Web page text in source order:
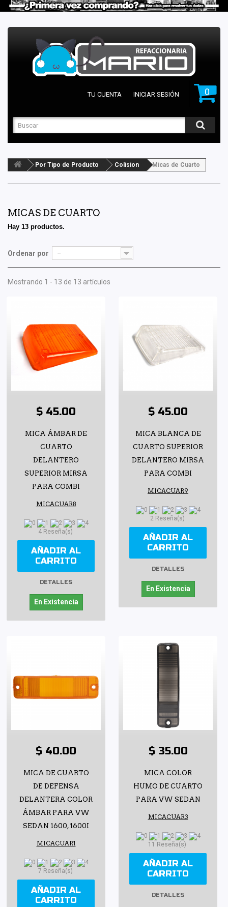
0
TU CUENTA INICIAR SESIÓN
Por Tipo de Producto Colision Micas de Cuarto
MICAS DE CUARTO
Hay 13 productos.
Ordenar por --
Mostrando 1 - 13 de 13 artículos
$ 45.00
MICA ÁMBAR DE
CUARTO
DELANTERO
SUPERIOR MIRSA
PARA COMBI
MICACUAR8
4 Reseña(s)
AÑADIR AL
CARRITO
DETALLES
En Existencia
$ 45.00
MICA BLANCA DE
CUARTO SUPERIOR
DELANTERO MIRSA
PARA COMBI
MICACUAR9
2 Reseña(s)
AÑADIR AL
CARRITO
DETALLES
En Existencia
$ 40.00
MICA DE CUARTO
DE DEFENSA
DELANTERA COLOR
ÁMBAR PARA VW
SEDAN 1600, 1600I
MICACUAR1
7 Reseña(s)
AÑADIR AL
CARRITO
$ 35.00
MICA COLOR
HUMO DE CUARTO
PARA VW SEDAN
MICACUAR3
11 Reseña(s)
AÑADIR AL
CARRITO
DETALLES